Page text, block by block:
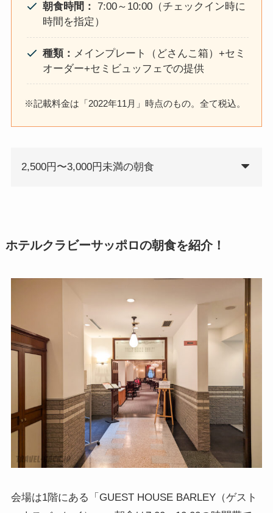
朝食時間： 7:00～10:00（チェックイン時に
時間を指定）
種類： メインプレート（どさんこ箱）+セミ
オーダー+セミビュッフェでの提供
※記載料金は「2022年11月」時点のもの。全て税込。
2,500円〜3,000円未満の朝食
ホテルクラビーサッポロの朝食を紹介！
会場は1階にある「GUEST HOUSE BARLEY（ゲスト